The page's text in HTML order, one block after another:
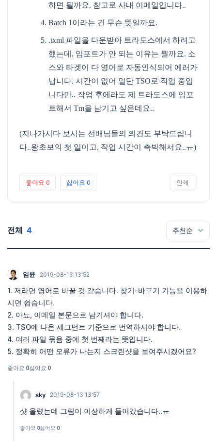
하면 될까요. 참고로 사내 이메일입니다..
Batch 1이라는 건 무슨 뜻일까요.
.txml 파일을 다운받아 트라도스에서 하려고
했는데, 임포트가 안 되는 이유는 뭘까요. 소
스와 타겟이 다 영어로 자동인식되어 에러가
납니다. 시간이 없어 일단 TSO로 작업 중입
니다만.. 작업 후에라도 제 트라도스에 임포
트해서 Tm을 남기고 싶은데요..
(지나가시다 보시는 선배님들의 의견도 부탁드립니
다..왕초보의 첫 일이고, 작업 시간이 촉박해서요..ㅠ)
좋아요 0 싫어요 0 인쇄
전체 4
임윤 2019-08-13 13:52
1. 저라면 영어로 바꿀 것 같습니다. 찾기-바꾸기 기능을 이용하
시면 쉽습니다.
2. 아뇨, 이메일 본문으로 남기셔야 합니다.
3. TSO에 나온 세그먼트 기준으로 번역하셔야 합니다.
4. 여러 파일 묶음 중에 첫 번째라는 뜻입니다.
5. 정확히 어떤 오류가 나는지 스크린샷을 보여주시겠어요?
좋아요 0싫어요 0
sky 2019-08-13 13:57
샷 올렸는데 그림이 이상하게 들어갔습니다..ㅠ
좋아요 0싫어요 0